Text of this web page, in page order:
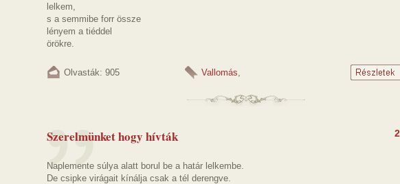
lelkem,
s a semmibe forr össze
lényem a tiéddel
örökre.
Olvasták: 905 Vallomás,
Szerelmünket hogy hívták
Naplemente súlya alatt borul be a határ lelkembe.
De csipke virágait kínálja csak a tél derengve.